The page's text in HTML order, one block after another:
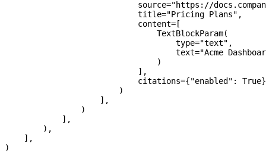
                            source
="https://
                            title
="Pricing Plans" ,
                            content
= [
                                TextBlockParam(
                                    type
="text" ,
                                    text
="Acme
                                )
                            ],
                            citations
={"enabled" : True
                        )
                    ],
                )
            ],
        ),
    ],
)